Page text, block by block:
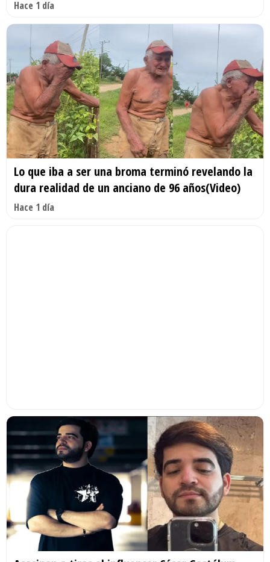
Hace 1 día
Lo que iba a ser una broma terminó revelando la
dura realidad de un anciano de 96 años(Video)
Hace 1 día